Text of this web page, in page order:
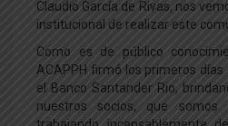
Claudio García de Rivas, nos
institucional de realizar este
Como es de público
ACAPPH firmó los primeros
el Banco Santander Rio,
nuestros socios, que somos